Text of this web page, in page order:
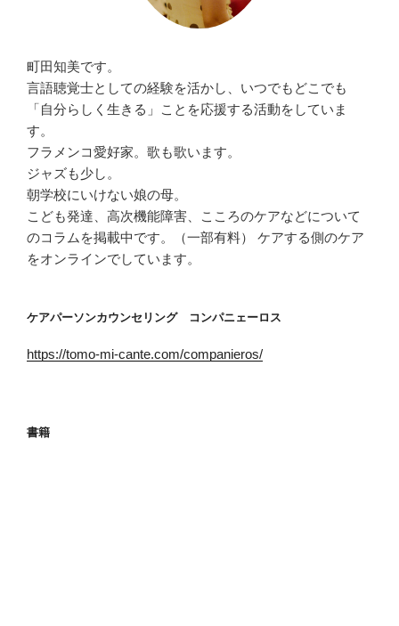
町田知美です。
言語聴覚士としての経験を活かし、いつでもどこでも
「自分らしく生きる」ことを応援する活動をしていま
す。
フラメンコ愛好家。歌も歌います。
ジャズも少し。
朝学校にいけない娘の母。
こども発達、高次機能障害、こころのケアなどについて
のコラムを掲載中です。（一部有料） ケアする側のケア
をオンラインでしています。
ケアパーソンカウンセリング コンパニェーロス
https://tomo-mi-cante.com/companieros/
書籍